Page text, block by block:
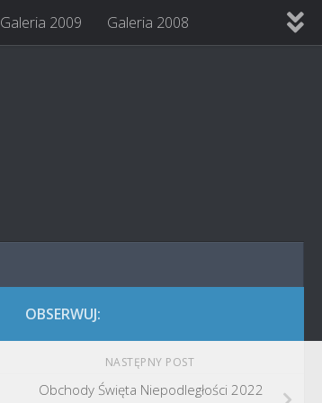
Galeria 2009 Galeria 2008
OBSERWUJ:
NASTĘPNY POST
Obchody Święta Niepodległości 2022